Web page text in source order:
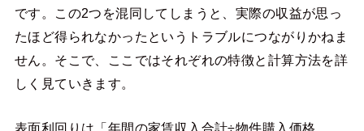
です。この2つを混同してしまうと、実際の収益が思っ
たほど得られなかったというトラブルにつながりかねま
せん。そこで、ここではそれぞれの特徴と計算方法を詳
しく見ていきます。
表面利回りは「年間の家賃収入合計÷物件購入価格